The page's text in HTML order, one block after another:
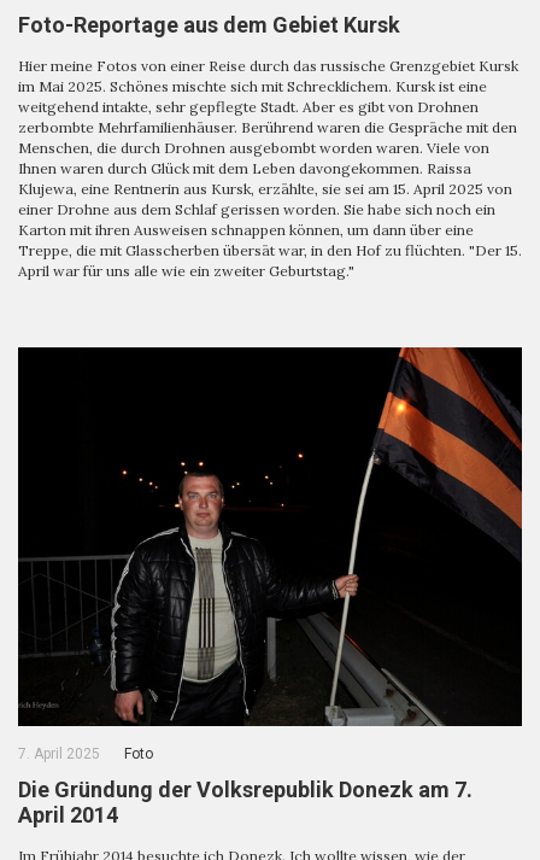
Foto-Reportage aus dem Gebiet Kursk
Hier meine Fotos von einer Reise durch das russische Grenzgebiet Kursk
im Mai 2025. Schönes mischte sich mit Schrecklichem. Kursk ist eine
weitgehend intakte, sehr gepflegte Stadt. Aber es gibt von Drohnen
zerbombte Mehrfamilienhäuser. Berührend waren die Gespräche mit den
Menschen, die durch Drohnen ausgebombt worden waren. Viele von
Ihnen waren durch Glück mit dem Leben davongekommen. Raissa
Klujewa, eine Rentnerin aus Kursk, erzählte, sie sei am 15. April 2025 von
einer Drohne aus dem Schlaf gerissen worden. Sie habe sich noch ein
Karton mit ihren Ausweisen schnappen können, um dann über eine
Treppe, die mit Glasscherben übersät war, in den Hof zu flüchten. "Der 15.
April war für uns alle wie ein zweiter Geburtstag."
7. April 2025 Foto
Die Gründung der Volksrepublik Donezk am 7.
April 2014
Im Frühjahr 2014 besuchte ich Donezk. Ich wollte wissen, wie der